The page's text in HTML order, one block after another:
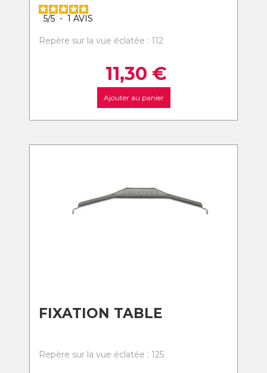
5/5 - 1 AVIS
Repère sur la vue éclatée : 112
11,30 €
Ajouter au panier
FIXATION TABLE
Repère sur la vue éclatée : 125